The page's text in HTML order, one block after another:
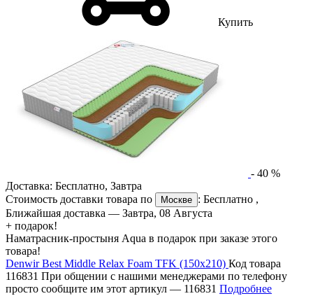
Купить
- 40 %
Доставка: Бесплатно, Завтра
Стоимость доставки товара по
Москве : Бесплатно ,
Ближайшая доставка — Завтра, 08 Августа
+ подарок!
Наматрасник-простыня Aqua в подарок при заказе этого
товара!
Denwir Best Middle Relax Foam TFK (150х210) Код товара
116831 При общении с нашими менеджерами по телефону
просто сообщите им этот артикул — 116831 Подробнее